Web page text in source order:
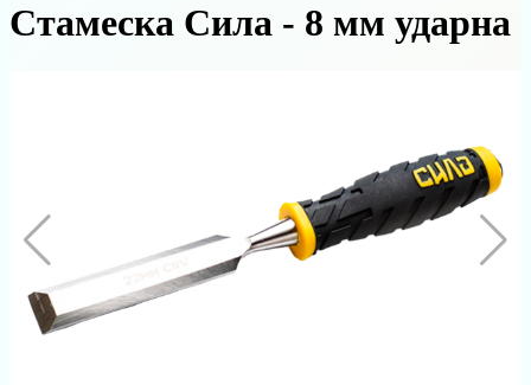
Стамеска Сила - 8 мм ударна